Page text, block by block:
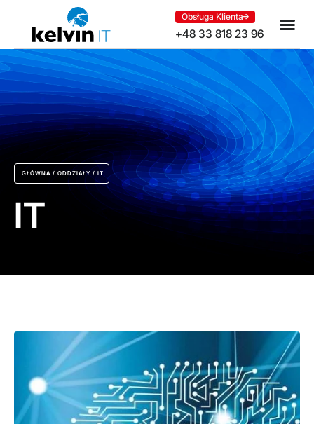
Obsługa Klienta
+48 33 818 23 96
GŁÓWNA / ODDZIAŁY / IT
IT